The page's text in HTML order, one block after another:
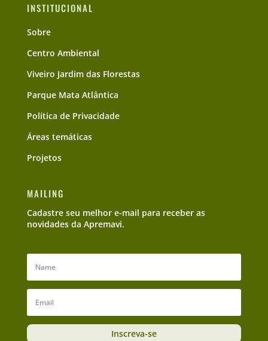
INSTITUCIONAL
Sobre
Centro Ambiental
Viveiro Jardim das Florestas
Parque Mata Atlântica
Política de Privacidade
Áreas temáticas
Projetos
MAILING
Cadastre seu melhor e-mail para receber as
novidades da Apremavi.
Inscreva-se